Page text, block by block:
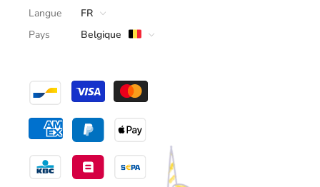
Langue
FR
Pays
Belgique